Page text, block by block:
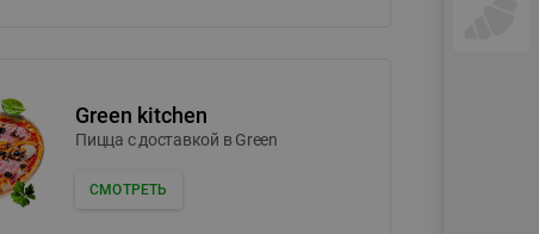
Green kitchen
Пицца c доставкой в Green
СМОТРЕТЬ